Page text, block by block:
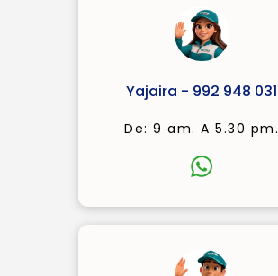
Yajaira - 992 948 031
De: 9 am. A 5.30 pm.